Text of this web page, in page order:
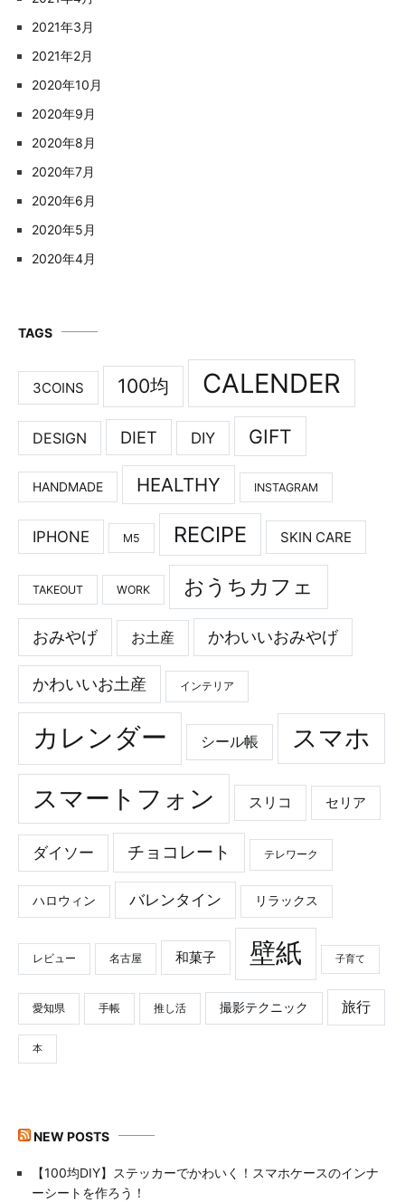
2021年3月
2021年2月
2020年10月
2020年9月
2020年8月
2020年7月
2020年6月
2020年5月
2020年4月
TAGS
3COINS 100均 CALENDER
DESIGN DIET DIY GIFT
HANDMADE HEALTHY INSTAGRAM
IPHONE M5 RECIPE SKIN CARE
TAKEOUT WORK おうちカフェ
おみやげ お土産 かわいいおみやげ
かわいいお土産 インテリア
カレンダー シール帳
スマホ
スマートフォン
スリコ セリア
ダイソー チョコレート テレワーク
ハロウィン バレンタイン リラックス
レビュー 名古屋 和菓子 壁紙 子育て
愛知県 手帳 推し活 撮影テクニック 旅行
本
NEW POSTS
【100均DIY】ステッカーでかわいく！スマホケースのインナ
ーシートを作ろう！